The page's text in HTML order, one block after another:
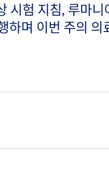
시험 지침, 루마니
하며 이번 주의 의